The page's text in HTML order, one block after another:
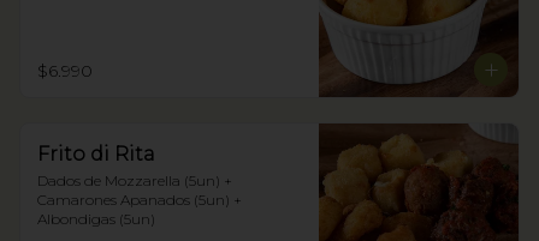
$6.990
Frito di Rita
Dados de Mozzarella (5un) +
Camarones Apanados (5un) +
Albondigas (5un)